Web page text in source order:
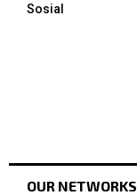
Sosial
OUR NETWORKS